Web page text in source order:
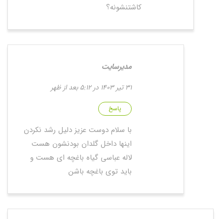
کاشتنشونه؟
مدیرسایت
31 تیر 1403 در 5:12 بعد از ظهر
پاسخ
با سلام دوست عزیز دلیل رشد نکردن
اینها داخل گلدان بودنشون هست
لاله عباسی گیاه باغچه ای هست و
باید توی باغچه باشن